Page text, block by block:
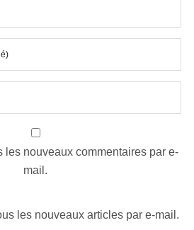
les nouveaux commentaires par e-
mail.
les nouveaux articles par e-mail.